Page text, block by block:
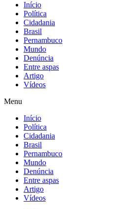
Início
Política
Cidadania
Brasil
Pernambuco
Mundo
Denúncia
Entre aspas
Artigo
Vídeos
Menu
Início
Política
Cidadania
Brasil
Pernambuco
Mundo
Denúncia
Entre aspas
Artigo
Vídeos